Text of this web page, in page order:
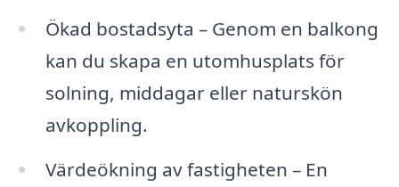
Ökad bostadsyta – Genom en balkong
kan du skapa en utomhusplats för
solning, middagar eller naturskön
avkoppling.
Värdeökning av fastigheten – En